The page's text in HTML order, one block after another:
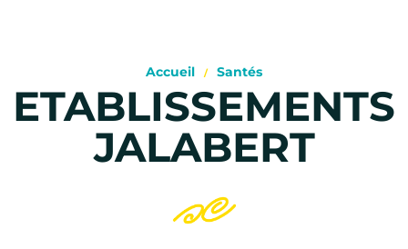
Accueil Santés
ETABLISSEMENTS
JALABERT